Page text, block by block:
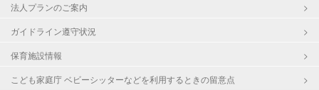
法人プランのご案内
ガイドライン遵守状況
保育施設情報
こども家庭庁 ベビーシッターなどを利用するときの留意点